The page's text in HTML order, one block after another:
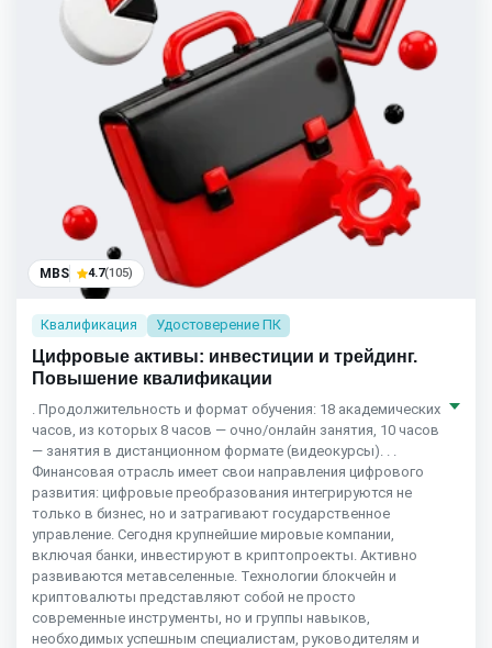
MBS 4.7(105)
Квалификация Удостоверение ПК
Цифровые активы: инвестиции и трейдинг.
Повышение квалификации
. Продолжительность и формат обучения: 18 академических
часов, из которых 8 часов — очно/онлайн занятия, 10 часов
— занятия в дистанционном формате (видеокурсы). . .
Финансовая отрасль имеет свои направления цифрового
развития: цифровые преобразования интегрируются не
только в бизнес, но и затрагивают государственное
управление. Сегодня крупнейшие мировые компании,
включая банки, инвестируют в криптопроекты. Активно
развиваются метавселенные. Технологии блокчейн и
криптовалюты представляют собой не просто
современные инструменты, но и группы навыков,
необходимых успешным специалистам, руководителям и